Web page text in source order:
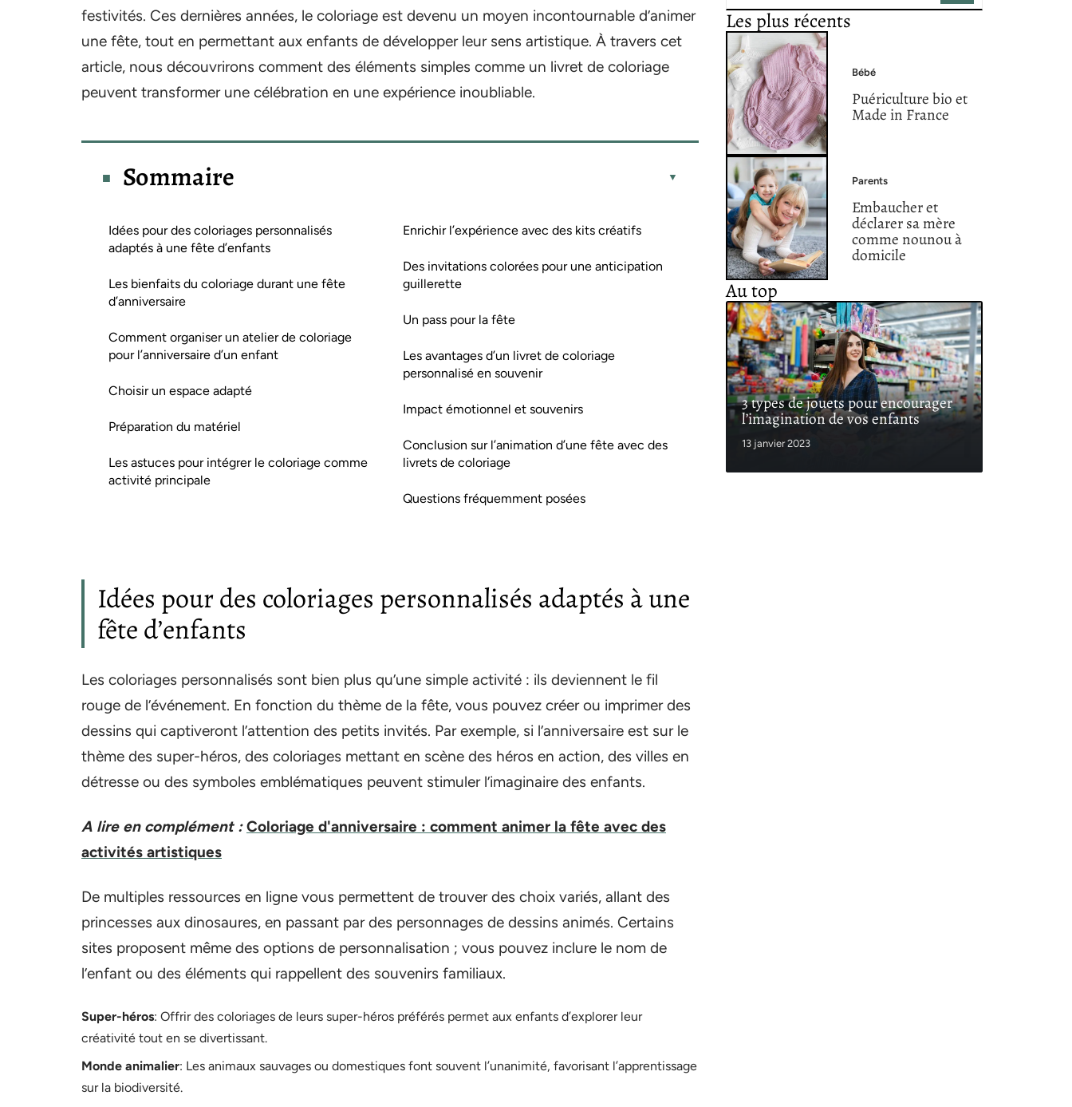
festivités. Ces dernières années, le coloriage est devenu un moyen incontournable d’animer
une fête, tout en permettant aux enfants de développer leur sens artistique. À travers cet
article, nous découvrirons comment des éléments simples comme un livret de coloriage
peuvent transformer une célébration en une expérience inoubliable.
Sommaire
Idées pour des coloriages personnalisés
adaptés à une fête d’enfants
Les bienfaits du coloriage durant une fête
d’anniversaire
Comment organiser un atelier de coloriage
pour l’anniversaire d’un enfant
Choisir un espace adapté
Préparation du matériel
Les astuces pour intégrer le coloriage comme
activité principale
Enrichir l’expérience avec des kits créatifs
Des invitations colorées pour une anticipation
guillerette
Un pass pour la fête
Les avantages d’un livret de coloriage
personnalisé en souvenir
Impact émotionnel et souvenirs
Conclusion sur l’animation d’une fête avec des
livrets de coloriage
Questions fréquemment posées
Idées pour des coloriages personnalisés adaptés à une
fête d’enfants
Les coloriages personnalisés sont bien plus qu’une simple activité : ils deviennent le fil
rouge de l’événement. En fonction du thème de la fête, vous pouvez créer ou imprimer des
dessins qui captiveront l’attention des petits invités. Par exemple, si l’anniversaire est sur le
thème des super-héros, des coloriages mettant en scène des héros en action, des villes en
détresse ou des symboles emblématiques peuvent stimuler l’imaginaire des enfants.
A lire en complément : Coloriage d'anniversaire : comment animer la fête avec des
activités artistiques
De multiples ressources en ligne vous permettent de trouver des choix variés, allant des
princesses aux dinosaures, en passant par des personnages de dessins animés. Certains
sites proposent même des options de personnalisation ; vous pouvez inclure le nom de
l’enfant ou des éléments qui rappellent des souvenirs familiaux.
Super-héros: Offrir des coloriages de leurs super-héros préférés permet aux enfants d’explorer leur
créativité tout en se divertissant.
Monde animalier: Les animaux sauvages ou domestiques font souvent l’unanimité, favorisant l’apprentissage
sur la biodiversité.
Les plus récents
Bébé
Puériculture bio et
Made in France
Parents
Embaucher et
déclarer sa mère
comme nounou à
domicile
Au top
3 types de jouets pour encourager
l’imagination de vos enfants
13 janvier 2023